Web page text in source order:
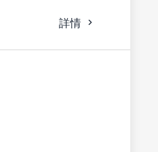
詳情